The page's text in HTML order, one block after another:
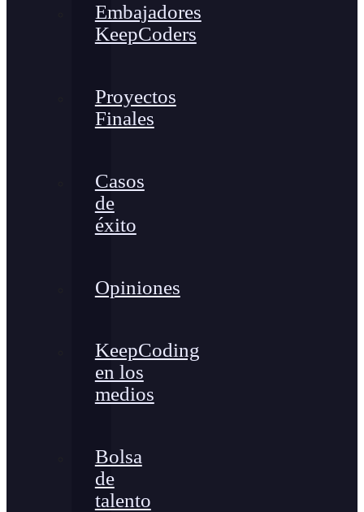
Embajadores
KeepCoders
Proyectos
Finales
Casos
de
éxito
Opiniones
KeepCoding
en los
medios
Bolsa
de
talento